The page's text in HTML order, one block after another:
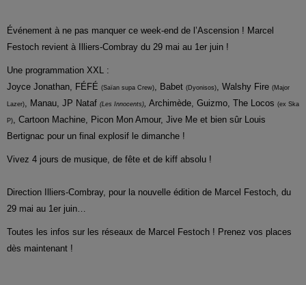
Événement à ne pas manquer ce week-end de l’Ascension ! Marcel
Festoch revient à Illiers-Combray du 29 mai au 1er juin !
Une programmation XXL :
Joyce Jonathan, FÉFÉ (Saïan supa Crew), Babet (Dyonisos), Walshy Fire (Major
Lazer), Manau, JP Nataf (Les Innocents), Archimède, Guizmo, The Locos (ex Ska
P), Cartoon Machine, Picon Mon Amour, Jive Me et bien sûr Louis
Bertignac pour un final explosif le dimanche !
Vivez 4 jours de musique, de fête et de kiff absolu !
Direction Illiers-Combray, pour la nouvelle édition de Marcel Festoch, du
29 mai au 1er juin…
Toutes les infos sur les réseaux de Marcel Festoch ! Prenez vos places
dès maintenant !